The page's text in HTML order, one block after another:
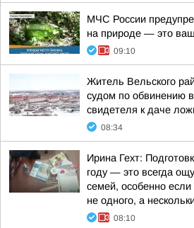
МЧС России
на природе — это
09:10
Житель Вельского
судом по обвинению
свидетеля к даче
08:34
Ирина Гехт:
году — это всегда
семей, особенно
не одного, а
08:10